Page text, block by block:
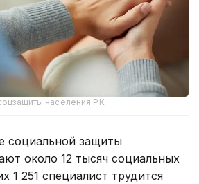
населения РК
социальной защиты
около 12 тысяч социальных
1 251 специалист трудится